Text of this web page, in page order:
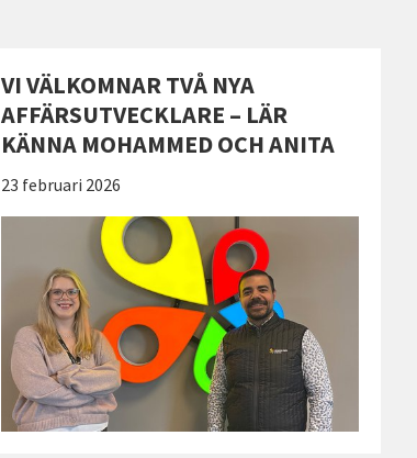
VI VÄLKOMNAR TVÅ NYA
AFFÄRSUTVECKLARE – LÄR
KÄNNA MOHAMMED OCH ANITA
Publicerad:
23 februari 2026